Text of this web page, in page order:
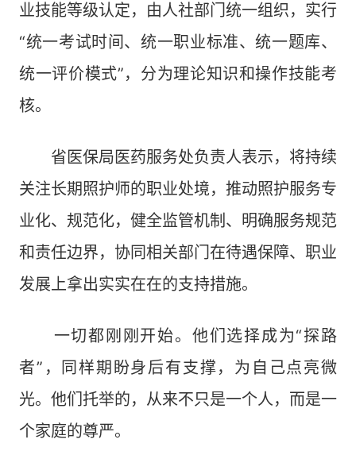
业技能等级认定，由人社部门统一组织，实行
“统一考试时间、统一职业标准、统一题库、
统一评价模式”，分为理论知识和操作技能考
核。
省医保局医药服务处负责人表示，将持续
关注长期照护师的职业处境，推动照护服务专
业化、规范化，健全监管机制、明确服务规范
和责任边界，协同相关部门在待遇保障、职业
发展上拿出实实在在的支持措施。
一切都刚刚开始。他们选择成为“探路
者”，同样期盼身后有支撑，为自己点亮微
光。他们托举的，从来不只是一个人，而是一
个家庭的尊严。